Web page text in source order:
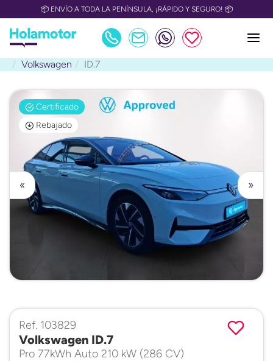
📦 ENVÍO A TODA LA PENÍNSULA, ¡RÁPIDO Y SEGURO! 📦
Volkswagen ID.7
Certificado
Rebajado
»
«
Ref. 103829
Volkswagen ID.7
Pro 77kWh Auto 210 kW (286 CV)